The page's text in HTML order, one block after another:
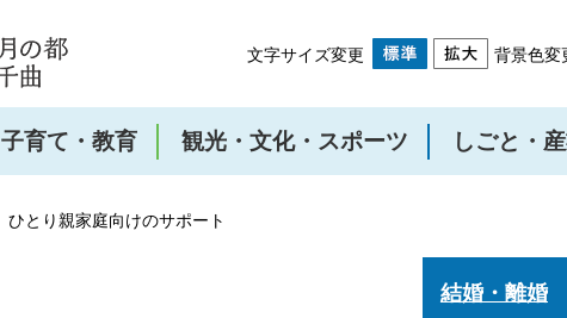
文字サイズ変更 背景色変
子育て・教育 観光・文化・スポーツ しごと・
ひとり親家庭向けのサポート
結婚・離婚